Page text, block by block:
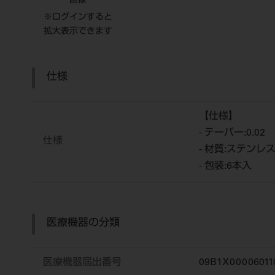
※ログインすると
拡大表示できます
仕様
仕様
【仕様】
- テーパー:0.02
- 材質:ステンレ
- 包装:6本入
医療機器の分類
医療機器届出番号